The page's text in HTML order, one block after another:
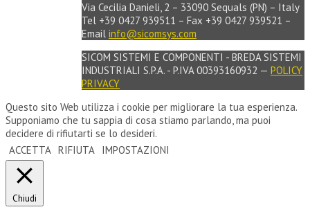
Via Cecilia Danieli, 2 – 33090 Sequals (PN) – Italy
Tel +39 0427 939511 – Fax +39 0427 939521 –
Email info@sicomsys.com
SICOM SISTEMI E COMPONENTI - BREDA SISTEMI
INDUSTRIALI S.P.A. - P.IVA 00393160932 — POLICY
PRIVACY
Questo sito Web utilizza i cookie per migliorare la tua esperienza.
Supponiamo che tu sappia di cosa stiamo parlando, ma puoi
decidere di rifiutarti se lo desideri.
ACCETTA RIFIUTA IMPOSTAZIONI
Chiudi